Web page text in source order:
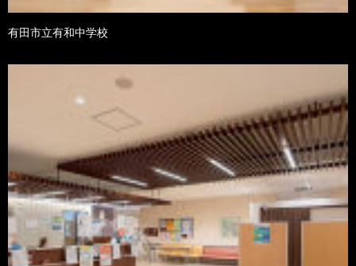
有田市立有和中学校